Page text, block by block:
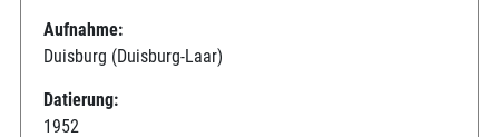
Aufnahme:
Duisburg (Duisburg-Laar)
Datierung:
1952